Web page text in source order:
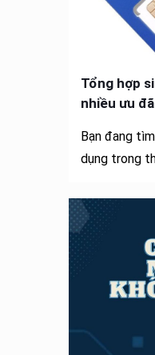
Tổng hợp
nhiều ưu
Bạn đang
dụng trong